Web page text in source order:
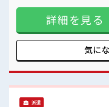
自動車・自転車・バイク
駐車場は無料で利用OK！
職場の目の前にはスーパ
仕事前後の買い物にも
さらに売店やロッカーも
#ryo
らも一度に手
ほどしっかり返
社3カ月経過で
を支給！ 《経
ツグン☆ 無理なくスタ
30代の方カツ
り！ 仕事前後
備！ 働きやす
詳細を見る
気に
派遣